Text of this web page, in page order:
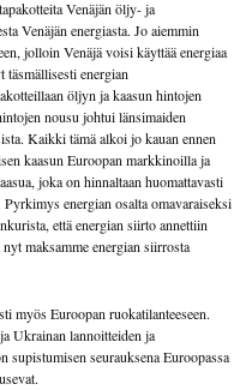
Venäjän öljy- ja
Venäjän energiasta. Jo aiemmin
jolloin Venäjä voisi käyttää energiaa
täsmällisesti energian
öljyn ja kaasun hintojen
nousu johtui länsimaiden
Kaikki tämä alkoi jo kauan ennen
kaasun Euroopan markkinoilla ja
joka on hinnaltaan huomattavasti
energian osalta omavaraiseksi
että energian siirto annettiin
maksamme energian siirrosta
myös Euroopan ruokatilanteeseen.
Ukrainan lannoitteiden ja
supistumisen seurauksena Euroopassa